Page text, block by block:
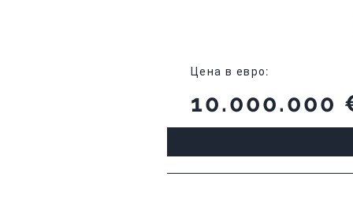
Цена в евро:
10.000.000